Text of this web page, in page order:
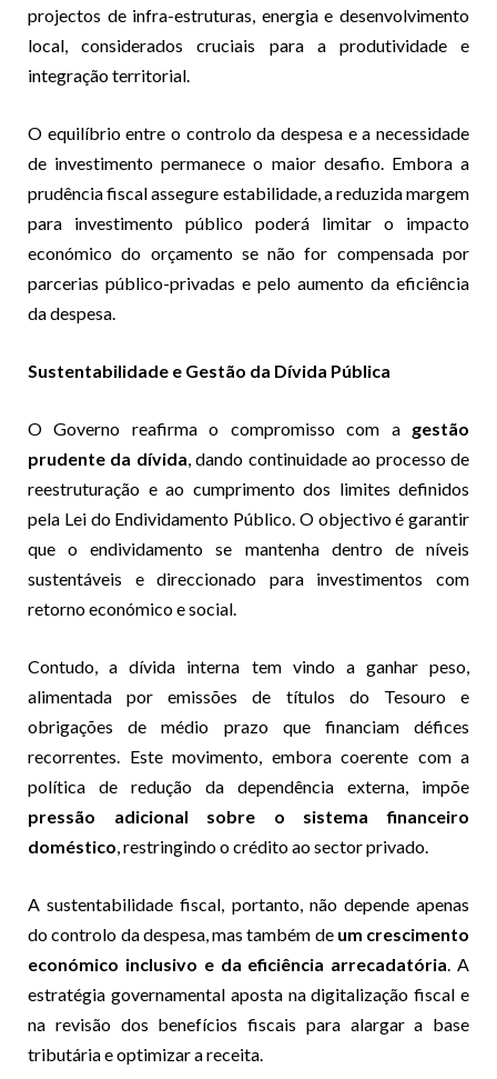
projectos de infra-estruturas, energia e desenvolvimento
local, considerados cruciais para a produtividade e
integração territorial.
O equilíbrio entre o controlo da despesa e a necessidade
de investimento permanece o maior desafio. Embora a
prudência fiscal assegure estabilidade, a reduzida margem
para investimento público poderá limitar o impacto
económico do orçamento se não for compensada por
parcerias público-privadas e pelo aumento da eficiência
da despesa.
Sustentabilidade e Gestão da Dívida Pública
O Governo reafirma o compromisso com a gestão
prudente da dívida, dando continuidade ao processo de
reestruturação e ao cumprimento dos limites definidos
pela Lei do Endividamento Público. O objectivo é garantir
que o endividamento se mantenha dentro de níveis
sustentáveis e direccionado para investimentos com
retorno económico e social.
Contudo, a dívida interna tem vindo a ganhar peso,
alimentada por emissões de títulos do Tesouro e
obrigações de médio prazo que financiam défices
recorrentes. Este movimento, embora coerente com a
política de redução da dependência externa, impõe
pressão adicional sobre o sistema financeiro
doméstico, restringindo o crédito ao sector privado.
A sustentabilidade fiscal, portanto, não depende apenas
do controlo da despesa, mas também de um crescimento
económico inclusivo e da eficiência arrecadatória. A
estratégia governamental aposta na digitalização fiscal e
na revisão dos benefícios fiscais para alargar a base
tributária e optimizar a receita.